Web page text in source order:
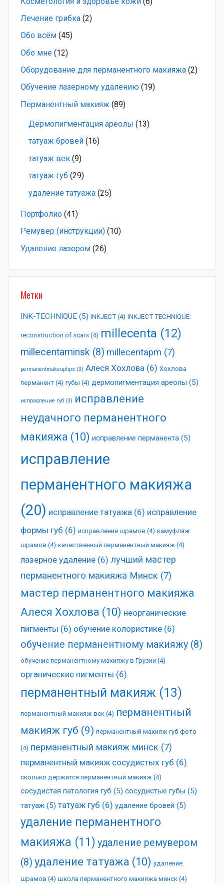
Лечение грибка (2)
Обо всём (45)
Обо мне (12)
Оборудование для перманентного макияжа (2)
Обучение лазерному удалению (19)
Перманентный макияж (89)
Дермопигментация ареолы (13)
татуаж бровей (16)
татуаж век (9)
татуаж губ (29)
удаление татуажа (25)
Портфолио (41)
Ремувер (инструкции) (10)
Удаление лазером (26)
Метки
INK-TECHNIQUE (5) INKJECT (4) INKJECT TECHNIQUE:
reconstruction of scars (4) millecenta (12)
millecentaminsk (8) millecentapm (7)
permanentmakeuplips (3) Алеся Хохлова (6) Хохлова
перманент (4) губы (4) дермопигментация ареолы (5)
исправление губ (3) исправление
неудачного перманентного
макияжа (10) исправление перманента (5)
исправление
перманентного макияжа
(20) исправление татуажа (6) исправление
формы губ (6) исправление шрамов (4) камуфляж
шрамов (4) качественный перманентный макияж (4)
лазерное удаление (6) лучший мастер
перманентного макияжа Минск (7)
мастер перманентного макияжа
Алеся Хохлова (10) неорганические
пигменты (6) обучение колористике (6)
обучение перманентному макияжу (8)
обучение перманентному макияжу в Грузии (4)
органические пигменты (6)
перманентный макияж (13)
перманентный макияж век (4) перманентный
макияж губ (9) перманентный макияж губ фото
(4) перманентный макияж минск (7)
перманентный макияж сосудистых губ (6)
сколько держится перманентный макияж (4)
сосудистая патология губ (5) сосудистые губы (5)
татуаж (5) татуаж губ (6) удаление бровей (5)
удаление перманентного
макияжа (11) удаление ремувером
(8) удаление татуажа (10) удаление
шрамов (4) школа перманентного макияжа минск (4)